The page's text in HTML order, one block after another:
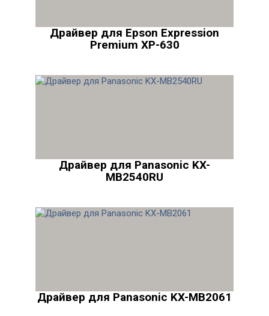
Драйвер для Epson Expression
Premium XP-630
Драйвер для Panasonic KX-
MB2540RU
Драйвер для Panasonic KX-MB2061